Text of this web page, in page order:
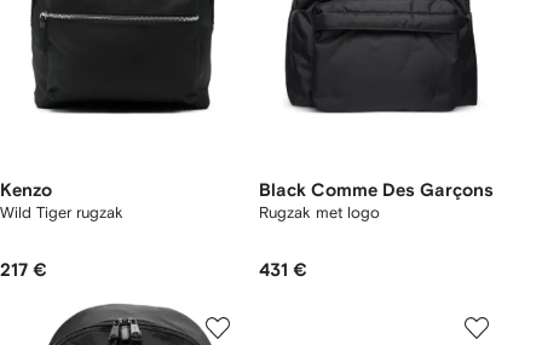
Kenzo
Wild Tiger rugzak
217 €
Black Comme Des Garçons
Rugzak met logo
431 €